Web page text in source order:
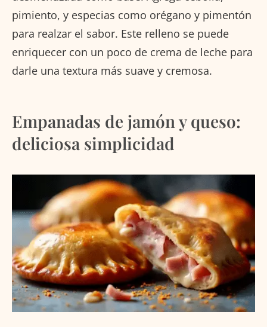
pimiento, y especias como orégano y pimentón
para realzar el sabor. Este relleno se puede
enriquecer con un poco de crema de leche para
darle una textura más suave y cremosa.
Empanadas de jamón y queso:
deliciosa simplicidad